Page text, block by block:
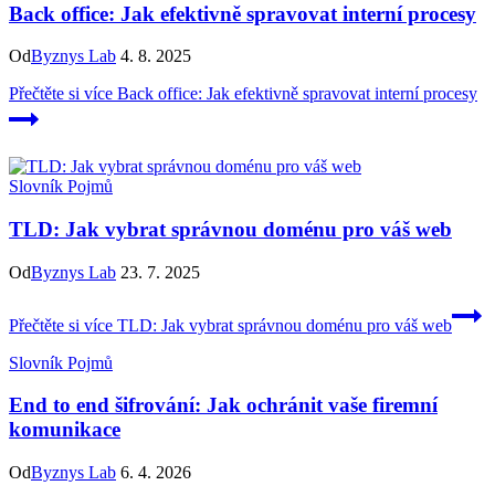
Back office: Jak efektivně spravovat interní procesy
OdByznys Lab 4. 8. 2025
Přečtěte si více Back office: Jak efektivně spravovat interní procesy
Slovník Pojmů
TLD: Jak vybrat správnou doménu pro váš web
OdByznys Lab 23. 7. 2025
Přečtěte si více TLD: Jak vybrat správnou doménu pro váš web
Slovník Pojmů
End to end šifrování: Jak ochránit vaše firemní
komunikace
OdByznys Lab 6. 4. 2026